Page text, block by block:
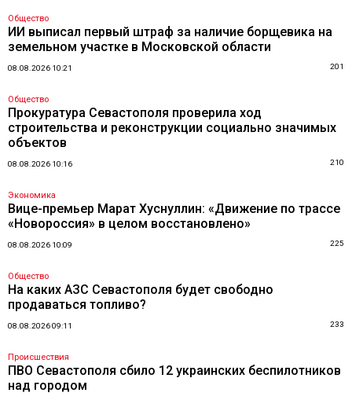
Общество
ИИ выписал первый штраф за наличие борщевика на
земельном участке в Московской области
08.08.2026 10:21 201
Общество
Прокуратура Севастополя проверила ход
строительства и реконструкции социально значимых
объектов
08.08.2026 10:16 210
Экономика
Вице-премьер Марат Хуснуллин: «Движение по трассе
«Новороссия» в целом восстановлено»
08.08.2026 10:09 225
Общество
На каких АЗС Севастополя будет свободно
продаваться топливо?
08.08.2026 09:11 233
Происшествия
ПВО Севастополя сбило 12 украинских беспилотников
над городом